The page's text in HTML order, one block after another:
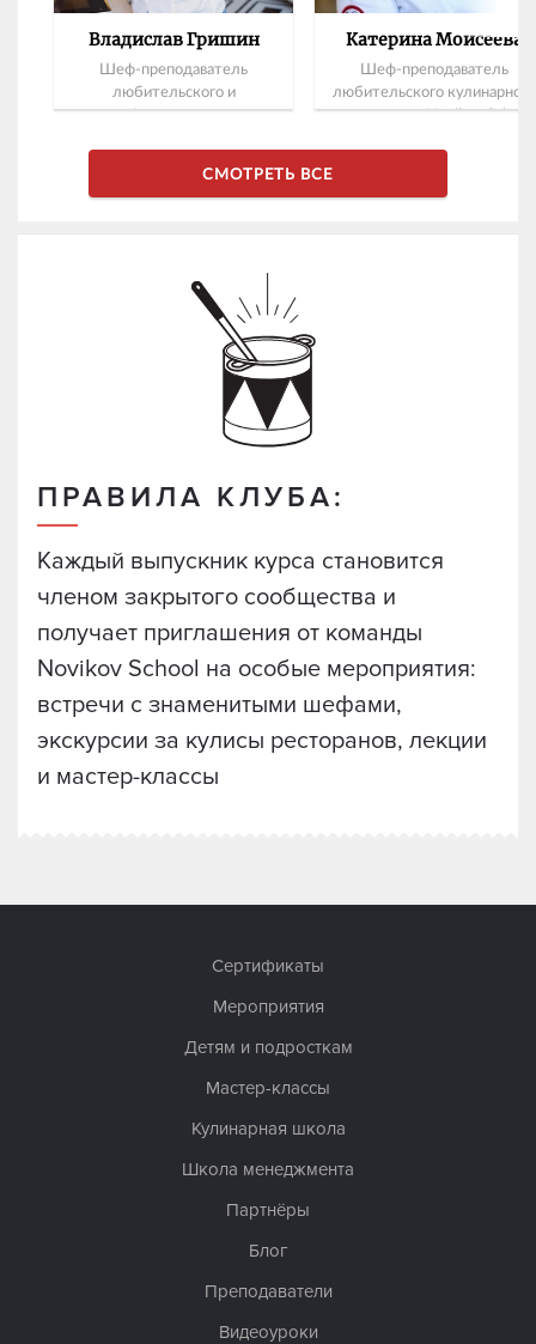
Владислав Гришин
Шеф-преподаватель
любительского и
профессионального
Катерина Моисеева
Шеф-преподаватель
любительского кулинарного
направления Novikov School.
СМОТРЕТЬ ВСЕ
ПРАВИЛА КЛУБА:
Каждый выпускник курса становится
членом закрытого сообщества и
получает приглашения от команды
Novikov School на особые мероприятия:
встречи с знаменитыми шефами,
экскурсии за кулисы ресторанов, лекции
и мастер-классы
Сертификаты
Мероприятия
Детям и подросткам
Мастер-классы
Кулинарная школа
Школа менеджмента
Партнёры
Блог
Преподаватели
Видеоуроки